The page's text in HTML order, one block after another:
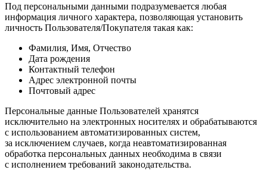
Под персональными данными подразумевается любая
информация личного характера, позволяющая установить
личность Пользователя/Покупателя такая как:
Фамилия, Имя, Отчество
Дата рождения
Контактный телефон
Адрес электронной почты
Почтовый адрес
Персональные данные Пользователей хранятся
исключительно на электронных носителях и обрабатываются
с использованием автоматизированных систем,
за исключением случаев, когда неавтоматизированная
обработка персональных данных необходима в связи
с исполнением требований законодательства.